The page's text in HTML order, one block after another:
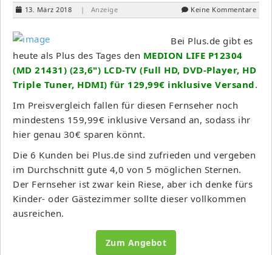
13. März 2018 | Anzeige Keine Kommentare
Bei Plus.de gibt es
heute als Plus des Tages den MEDION LIFE P12304
(MD 21431) (23,6") LCD-TV (Full HD, DVD-Player, HD
Triple Tuner, HDMI) für 129,99€ inklusive Versand.
Im Preisvergleich fallen für diesen Fernseher noch
mindestens 159,99€ inklusive Versand an, sodass ihr
hier genau 30€ sparen könnt.
Die 6 Kunden bei Plus.de sind zufrieden und vergeben
im Durchschnitt gute 4,0 von 5 möglichen Sternen.
Der Fernseher ist zwar kein Riese, aber ich denke fürs
Kinder- oder Gästezimmer sollte dieser vollkommen
ausreichen.
Zum Angebot